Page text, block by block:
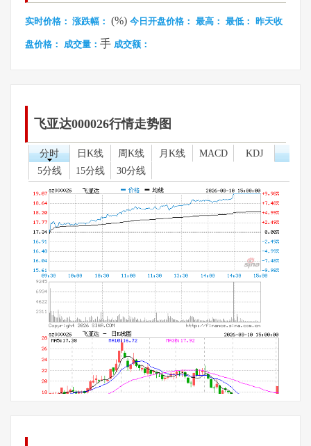
实时价格： 涨跌幅： (%) 今日开盘价格： 最高： 最低： 昨天收
盘价格： 成交量： 手 成交额：
飞亚达000026行情走势图
分时 日K线 周K线 月K线 MACD
KDJ
5分线
15分线 30分线